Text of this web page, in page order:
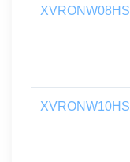
XVRONW08HS
XVRONW10HS